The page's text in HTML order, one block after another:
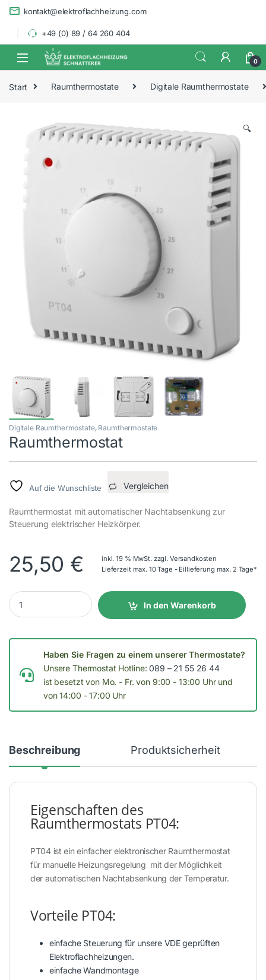
Skip to navigation
Skip to content
kontakt@elektroflachheizung.com
+49 (0) 89 / 64 260 404
0
Start Raumthermostate Digitale Raumthermostate
🔍
Digitale Raumthermostate, Raumthermostate
Raumthermostat
Auf die Wunschliste Vergleichen
Raumthermostat mit automatischer Nachtabsenkung zur
Steuerung elektrischer Heizkörper.
25,50 € inkl. 19 % MwSt. zzgl. Versandkosten
Lieferzeit max. 10 Tage - Eillieferung max. 2 Tage*
Raumthermostat quantity
In den Warenkorb
Haben Sie Fragen zu einem unserer Thermostate?
Unsere Thermostat Hotline:089 – 21 55 26 44
ist besetzt von Mo. - Fr. von 9:00 - 13:00 Uhr und
von 14:00 - 17:00 Uhr
Beschreibung Produktsicherheit
Eigenschaften des
Raumthermostats PT04:
PT04 ist ein einfacher elektronischer Raumthermostat
für manuelle Heizungsregelung mit der Möglichkeit
der automatischen Nachtabsenkung der Temperatur.
Vorteile PT04:
einfache Steuerung für unsere VDE geprüften
Elektroflachheizungen.
einfache Wandmontage